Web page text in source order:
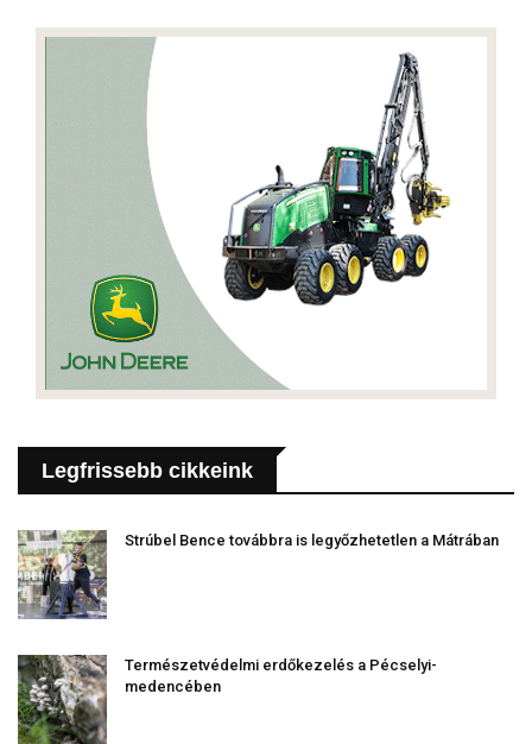
Legfrissebb cikkeink
Strúbel Bence továbbra is legyőzhetetlen a Mátrában
Természetvédelmi erdőkezelés a Pécselyi-
medencében